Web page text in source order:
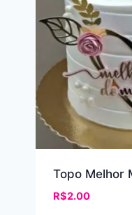
Topo Melhor
R$2.00